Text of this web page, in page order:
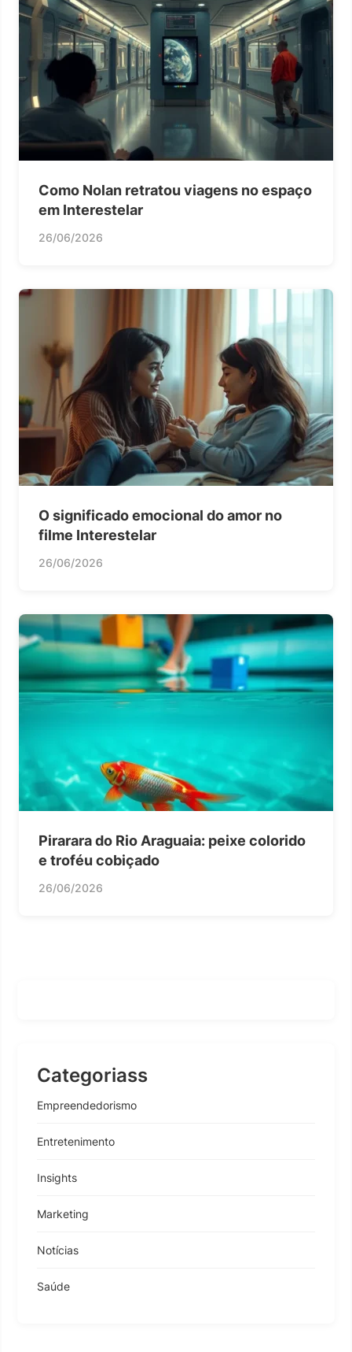
Como Nolan retratou viagens no espaço
em Interestelar
26/06/2026
O significado emocional do amor no
filme Interestelar
26/06/2026
Pirarara do Rio Araguaia: peixe colorido
e troféu cobiçado
26/06/2026
Categoriass
Empreendedorismo
Entretenimento
Insights
Marketing
Notícias
Saúde